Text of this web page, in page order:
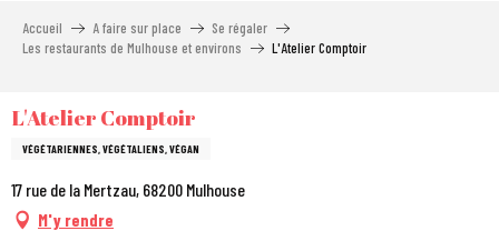
Accueil A faire sur place
Se régaler
Les restaurants de Mulhouse et environs
L'Atelier Comptoir
L'Atelier Comptoir
VÉGÉTARIENNES, VÉGÉTALIENS, VÉGAN
17 rue de la Mertzau, 68200 Mulhouse
M'y rendre